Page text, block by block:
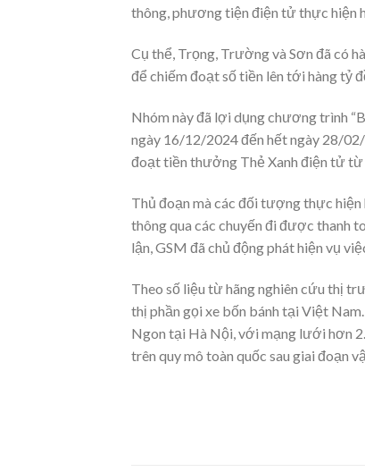
thông, phương tiện điện tử thực hiện
Cụ thể, Trọng, Trường và Sơn đã có
để chiếm đoạt số tiền lên tới hàng tỷ
Nhóm này đã lợi dụng chương trình
ngày 16/12/2024 đến hết ngày 28/
đoạt tiền thưởng Thẻ Xanh điện tử từ
Thủ đoạn mà các đối tượng thực
thông qua các chuyến đi được thanh
lận, GSM đã chủ động phát hiện vụ
Theo số liệu từ hãng nghiên cứu thị
thị phần gọi xe bốn bánh tại Việt
Ngon tại Hà Nội, với mạng lưới hơn
trên quy mô toàn quốc sau giai đoạn